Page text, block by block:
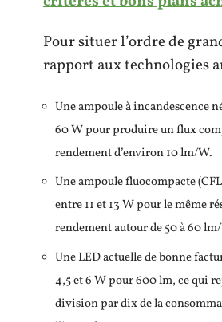
Pour situer l’ordre de
rapport aux technologies
Une ampoule à incandescence
60 W pour produire un flux
rendement d’environ 10 lm/W.
Une ampoule fluocompacte
entre 11 et 13 W pour le même
rendement autour de 50 à 60
Une LED actuelle de bonne
4,5 et 6 W pour 600 lm, ce qui
division par dix de la